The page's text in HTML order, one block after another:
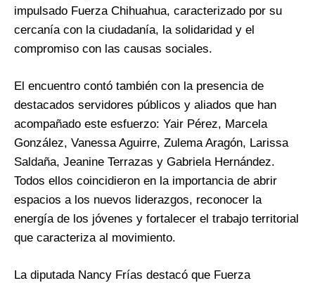
impulsado Fuerza Chihuahua, caracterizado por su
cercanía con la ciudadanía, la solidaridad y el
compromiso con las causas sociales.
El encuentro contó también con la presencia de
destacados servidores públicos y aliados que han
acompañado este esfuerzo: Yair Pérez, Marcela
González, Vanessa Aguirre, Zulema Aragón, Larissa
Saldaña, Jeanine Terrazas y Gabriela Hernández.
Todos ellos coincidieron en la importancia de abrir
espacios a los nuevos liderazgos, reconocer la
energía de los jóvenes y fortalecer el trabajo territorial
que caracteriza al movimiento.
La diputada Nancy Frías destacó que Fuerza